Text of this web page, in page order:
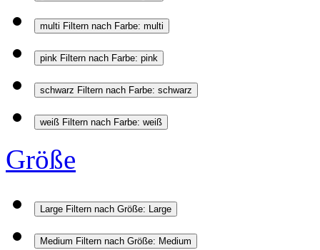
multi Filtern nach Farbe: multi
pink Filtern nach Farbe: pink
schwarz Filtern nach Farbe: schwarz
weiß Filtern nach Farbe: weiß
Größe
Large Filtern nach Größe: Large
Medium Filtern nach Größe: Medium